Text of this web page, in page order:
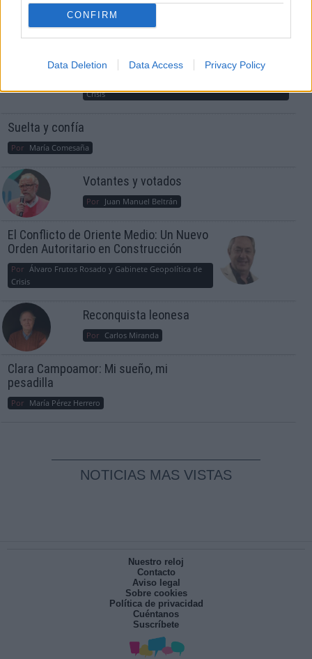
CONFIRM
Data Deletion Data Access Privacy Policy
guerra mundial?
Crisis
Suelta y confía
Por María Comesaña
Votantes y votados
Por Juan Manuel Beltrán
El Conflicto de Oriente Medio: Un Nuevo
Orden Autoritario en Construcción
Por Álvaro Frutos Rosado y Gabinete Geopolítica de
Crisis
Reconquista leonesa
Por Carlos Miranda
Clara Campoamor: Mi sueño, mi
pesadilla
Por María Pérez Herrero
NOTICIAS MAS VISTAS
Nuestro reloj
Contacto
Aviso legal
Sobre cookies
Política de privacidad
Cuéntanos
Suscríbete